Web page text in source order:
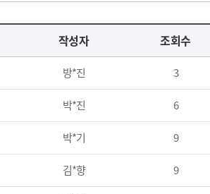
작성자 조회수
방*진 3
박*진 6
박*기 9
김*향 9